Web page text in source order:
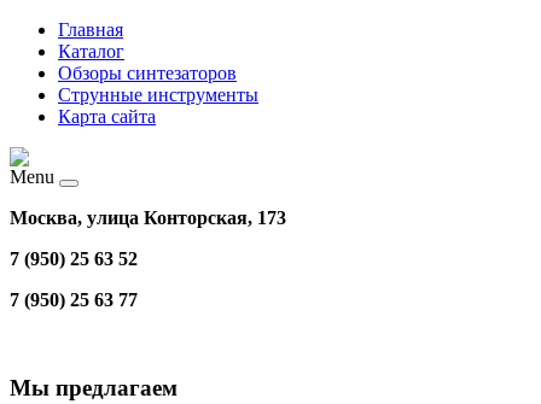
Главная
Каталог
Обзоры синтезаторов
Струнные инструменты
Карта сайта
Menu
Москва, улица Конторская, 173
7 (950) 25 63 52
7 (950) 25 63 77
Мы предлагаем